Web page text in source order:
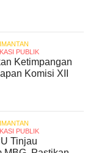
PUBLIK
Ketimpangan
Komisi XII
PUBLIK
Tinjau